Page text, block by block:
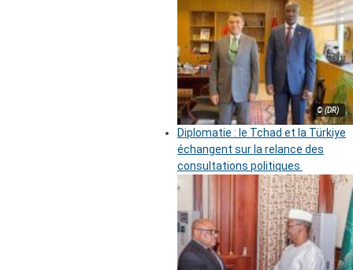
© (DR)
Diplomatie : le Tchad et la Türkiye
échangent sur la relance des
consultations politiques